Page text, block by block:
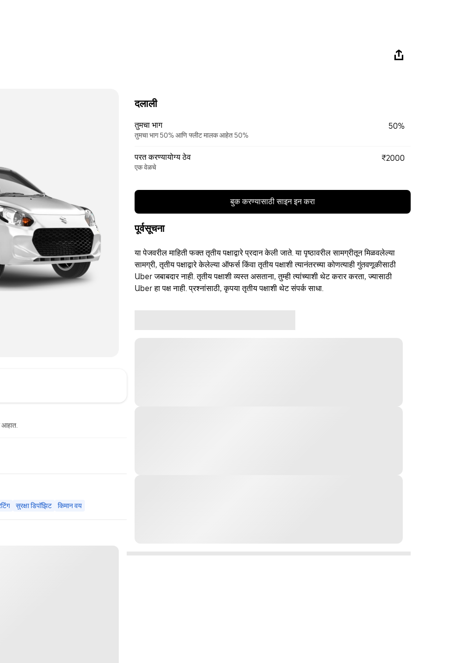
आहात.
सुरक्षा डिपॉझिट किमान वय
दलाली
तुमचा भाग
तुमचा भाग 50% आणि फ्लीट मालक आहेत 50%
50%
परत करण्यायोग्य ठेव
एक वेळचे
₹2000
बुक करण्यासाठी साइन इन करा
पूर्वसूचना
या पेजवरील माहिती फक्त तृतीय पक्षाद्वारे प्रदान केली जाते. या पृष्ठावरील सामग्रीतून मिळवलेल्या
सामग्री, तृतीय पक्षाद्वारे केलेल्या ऑफर्स किंवा तृतीय पक्षाशी त्यानंतरच्या कोणत्याही गुंतवणूकीसाठी
Uber जबाबदार नाही. तृतीय पक्षाशी व्यस्त असताना, तुम्ही त्यांच्याशी थेट करार करता, ज्यासाठी
Uber हा पक्ष नाही. प्रश्नांसाठी, कृपया तृतीय पक्षाशी थेट संपर्क साधा.